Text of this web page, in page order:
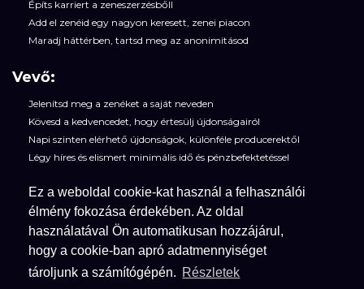
Ez a weboldal cookie-kat használ a felhasználói
élmény fokozása érdekében. Az oldal
használatával Ön automatikusan hozzájárul,
hogy a cookie-ban apró adatmennyiséget
tároljunk a számítógépén. Részletek
Építs karriert a zeneszerzésbőll
Add el zenéid egy nagyon keresett, zenei piacon
Maradj háttérben, tartsd meg az anonimitásod
Vevő:
Jelenítsd meg a zenéket a saját neveden
Kövesd a kedvencedet, hogy értesülj újdonságairól
Napi szinten elérhető újdonságok, különféle producerektől
Légy híres és elismert minimális idő és pénzbefektetéssel
Phantomusics:
Gyors ügyfélszolgálat
Személyes kontakt az oldallal
Végtelen méretű adatbázis a végtelen mennyiségű zenékhez
Egyszerű felhasználói felület